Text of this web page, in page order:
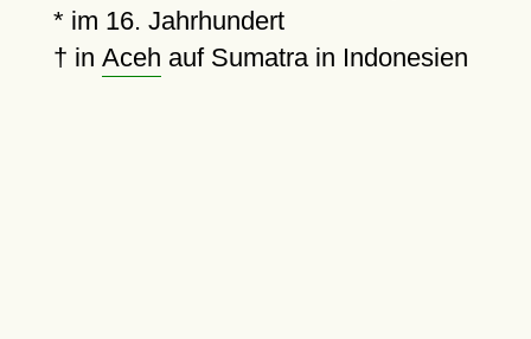
* im 16. Jahrhundert
† in Aceh auf Sumatra in Indonesien